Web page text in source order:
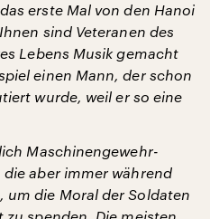
erste Mal von den Hanoi
sind Veteranen des
Lebens Musik gemacht
einen Mann, der schon
wurde, weil er so eine
Maschinengewehr-
aber immer während
um die Moral der Soldaten